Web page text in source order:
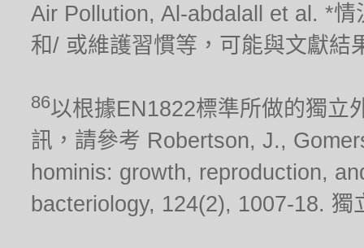
Air Pollution, Al-abdalall et al. *
和/ 或維護習慣等，可能與文獻結
86以根據EN1822標準所做的獨立
訊，請參考 Robertson, J.,
hominis: growth, reproduction,
bacteriology, 124(2), 1007-18.